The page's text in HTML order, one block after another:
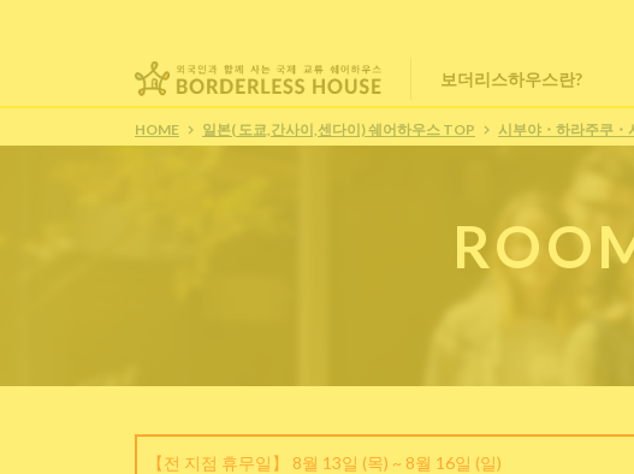
보더리스하우스란?
HOME 일본( 도쿄,간사이,센다이) 쉐어하우스 TOP 시부야・하라주쿠・
【전 지점 휴무일】 8월 13일 (목) ~ 8월 16일 (일)